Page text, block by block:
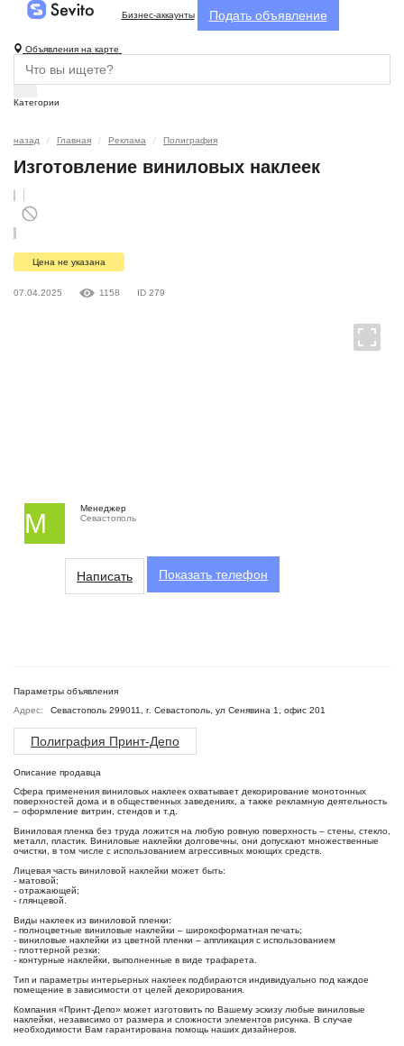
Бизнес-аккаунты Подать объявление
Объявления на карте
Категории
назад Главная Реклама Полиграфия
Изготовление виниловых наклеек
Цена не указана
07.04.2025 1158 ID 279
М
Менеджер
Севастополь
Написать Показать телефон
Параметры объявления
Адрес:
Севастополь 299011, г. Севастополь, ул Сенявина 1, офис 201
Полиграфия Принт-Депо
Описание продавца
Сфера применения виниловых наклеек охватывает декорирование монотонных
поверхностей дома и в общественных заведениях, а также рекламную деятельность
– оформление витрин, стендов и т.д.
Виниловая пленка без труда ложится на любую ровную поверхность – стены, стекло,
металл, пластик. Виниловые наклейки долговечны, они допускают множественные
очистки, в том числе с использованием агрессивных моющих средств.
Лицевая часть виниловой наклейки может быть:
- матовой;
- отражающей;
- глянцевой.
Виды наклеек из виниловой пленки:
- полноцветные виниловые наклейки – широкоформатная печать;
- виниловые наклейки из цветной пленки – аппликация с использованием
- плоттерной резки;
- контурные наклейки, выполненные в виде трафарета.
Тип и параметры интерьерных наклеек подбираются индивидуально под каждое
помещение в зависимости от целей декорирования.
Компания «Принт-Депо» может изготовить по Вашему эскизу любые виниловые
наклейки, независимо от размера и сложности элементов рисунка. В случае
необходимости Вам гарантирована помощь наших дизайнеров.